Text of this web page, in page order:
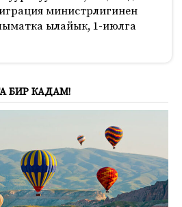
министрлигинен
ылайык, 1-июлга
БИР КАДАМ!